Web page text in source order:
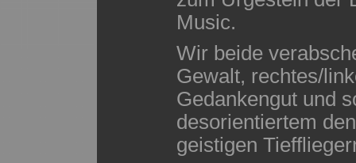
Music.
Wir beide
Gewalt, rechtes/
Gedankengut und
desorientiertem
geistigen